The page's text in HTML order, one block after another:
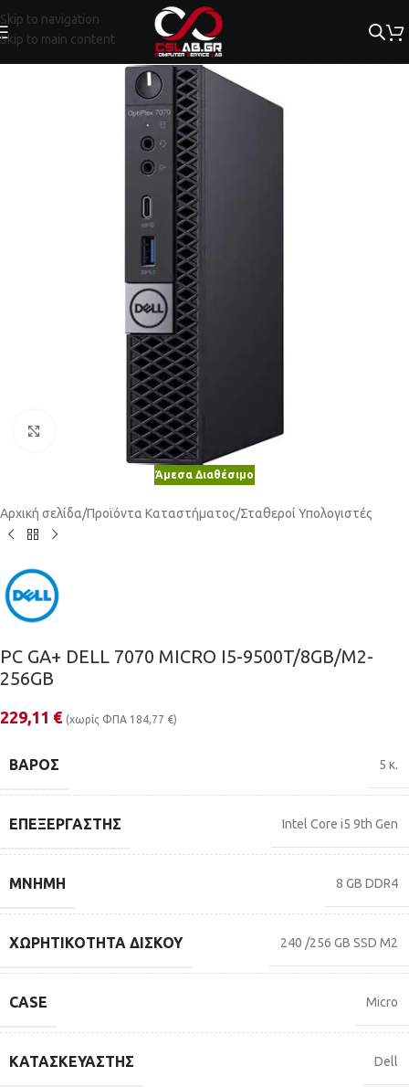
Skip to navigation
Skip to main content
Κλικ για μεγέθυνση
Άμεσα Διαθέσιμο
Αρχική σελίδα/Προϊόντα Καταστήματος/Σταθεροί Υπολογιστές
PC GA+ DELL 7070 MICRO I5-9500T/8GB/M2-
256GB
229,11 € (χωρίς ΦΠΑ 184,77 €)
ΒΆΡΟΣ 5 κ.
ΕΠΕΞΕΡΓΑΣΤΉΣ Intel Core i5 9th Gen
ΜΝΉΜΗ 8 GB DDR4
ΧΩΡΗΤΙΚΌΤΗΤΑ ΔΊΣΚΟΥ 240 /256 GB SSD M2
CASE Micro
ΚΑΤΑΣΚΕΥΑΣΤΉΣ Dell